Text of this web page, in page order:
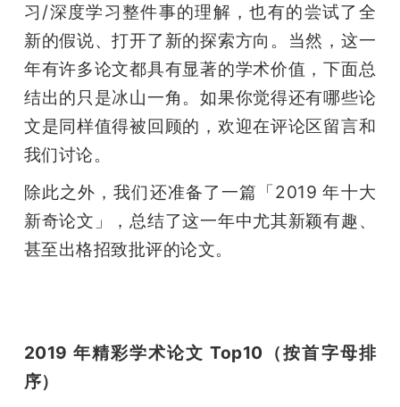
题
爱
搞
机
习/深度学习整件事的理解，也有的尝试了全
新的假说、打开了新的探索方向。当然，这一
年有许多论文都具有显著的学术价值，下面总
结出的只是冰山一角。如果你觉得还有哪些论
文是同样值得被回顾的，欢迎在评论区留言和
我们讨论。
除此之外，我们还准备了一篇「2019 年十大
新奇论文」，总结了这一年中尤其新颖有趣、
甚至出格招致批评的论文。
2019 年精彩学术论文 Top10（按首字母排
序）